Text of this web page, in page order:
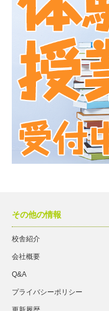
その他の情報
校舎紹介
会社概要
Q&A
プライバシーポリシー